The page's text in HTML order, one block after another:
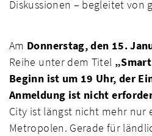
Diskussionen – begleitet von
Am Donnerstag, den 15.
Reihe unter dem Titel
Beginn ist um 19 Uhr, der
Anmeldung ist nicht
City ist längst nicht mehr nur
Metropolen. Gerade für